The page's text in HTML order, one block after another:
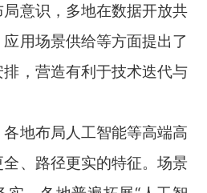
意识，多地在数据开放共
用场景供给等方面提出了
，营造有利于技术迭代与
地布局人工智能等高端高
、路径更实的特征。场景